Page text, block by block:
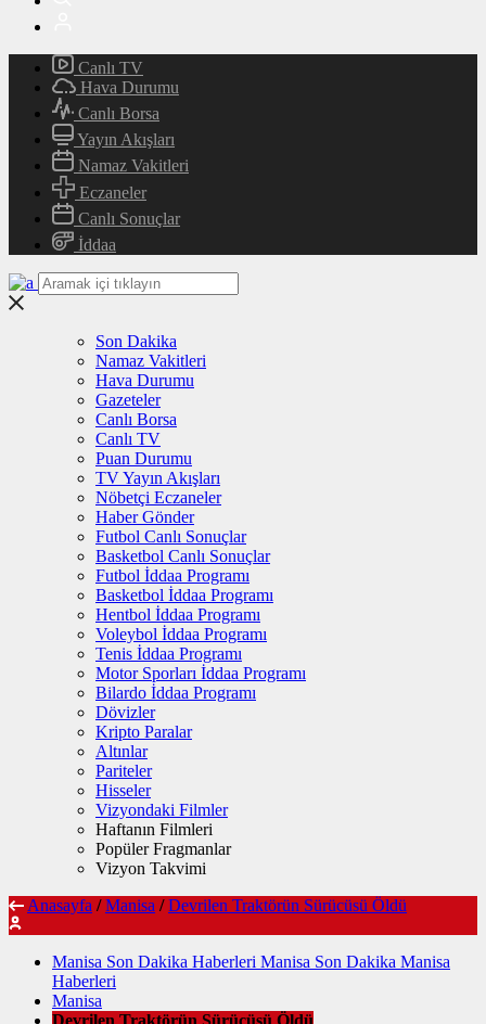
Canlı TV
Hava Durumu
Canlı Borsa
Yayın Akışları
Namaz Vakitleri
Eczaneler
Canlı Sonuçlar
İddaa
Son Dakika
Namaz Vakitleri
Hava Durumu
Gazeteler
Canlı Borsa
Canlı TV
Puan Durumu
TV Yayın Akışları
Nöbetçi Eczaneler
Haber Gönder
Futbol Canlı Sonuçlar
Basketbol Canlı Sonuçlar
Futbol İddaa Programı
Basketbol İddaa Programı
Hentbol İddaa Programı
Voleybol İddaa Programı
Tenis İddaa Programı
Motor Sporları İddaa Programı
Bilardo İddaa Programı
Dövizler
Kripto Paralar
Altınlar
Pariteler
Hisseler
Vizyondaki Filmler
Haftanın Filmleri
Popüler Fragmanlar
Vizyon Takvimi
Anasayfa / Manisa / Devrilen Traktörün Sürücüsü Öldü
Manisa Son Dakika Haberleri Manisa Son Dakika Manisa
Haberleri
Manisa
Devrilen Traktörün Sürücüsü Öldü